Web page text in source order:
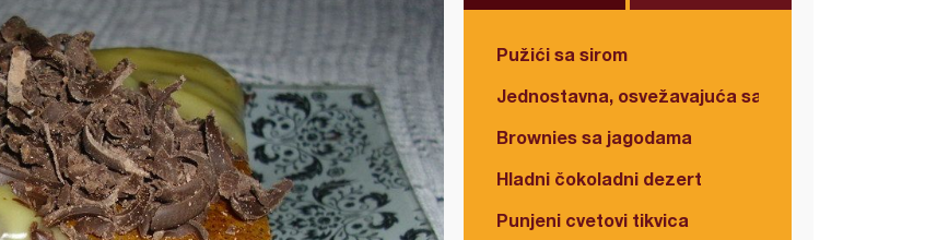
Pužići sa sirom
Jednostavna, osvežavajuća salata
Brownies sa jagodama
Hladni čokoladni dezert
Punjeni cvetovi tikvica